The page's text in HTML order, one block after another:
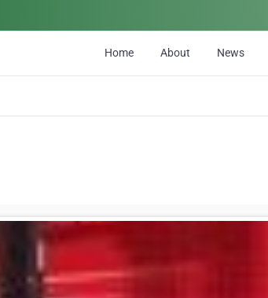
Home About News